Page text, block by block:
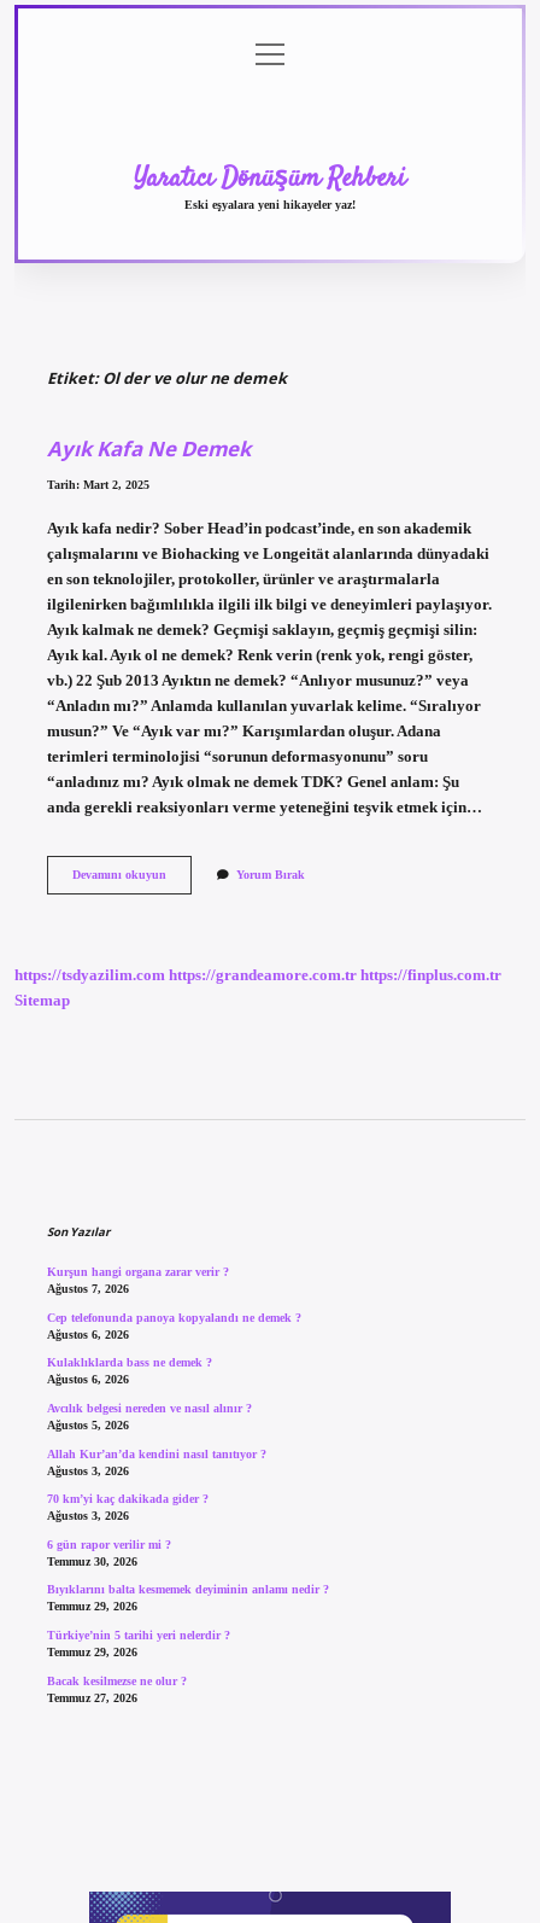
menüyü
aç
Yaratıcı Dönüşüm Rehberi
Eski eşyalara yeni hikayeler yaz!
Etiket:Ol der ve olur ne demek
Ayık Kafa Ne Demek
Tarih: Mart 2, 2025
Ayık kafa nedir? Sober Head’in podcast’inde, en son akademik
çalışmalarını ve Biohacking ve Longeität alanlarında dünyadaki
en son teknolojiler, protokoller, ürünler ve araştırmalarla
ilgilenirken bağımlılıkla ilgili ilk bilgi ve deneyimleri paylaşıyor.
Ayık kalmak ne demek? Geçmişi saklayın, geçmiş geçmişi silin:
Ayık kal. Ayık ol ne demek? Renk verin (renk yok, rengi göster,
vb.) 22 Şub 2013 Ayıktın ne demek? “Anlıyor musunuz?” veya
“Anladın mı?” Anlamda kullanılan yuvarlak kelime. “Sıralıyor
musun?” Ve “Ayık var mı?” Karışımlardan oluşur. Adana
terimleri terminolojisi “sorunun deformasyonunu” soru
“anladınız mı? Ayık olmak ne demek TDK? Genel anlam: Şu
anda gerekli reaksiyonları verme yeteneğini teşvik etmek için…
Devamını okuyunAyık
Yorum Bırak
https://tsdyazilim.com https://grandeamore.com.tr https://finplus.com.tr
Sitemap
Son Yazılar
Kurşun hangi organa zarar verir ?
Ağustos 7, 2026
Cep telefonunda panoya kopyalandı ne demek ?
Ağustos 6, 2026
Kulaklıklarda bass ne demek ?
Ağustos 6, 2026
Avcılık belgesi nereden ve nasıl alınır ?
Ağustos 5, 2026
Allah Kur’an’da kendini nasıl tanıtıyor ?
Ağustos 3, 2026
70 km’yi kaç dakikada gider ?
Ağustos 3, 2026
6 gün rapor verilir mi ?
Temmuz 30, 2026
Bıyıklarını balta kesmemek deyiminin anlamı nedir ?
Temmuz 29, 2026
Türkiye’nin 5 tarihi yeri nelerdir ?
Temmuz 29, 2026
Bacak kesilmezse ne olur ?
Temmuz 27, 2026